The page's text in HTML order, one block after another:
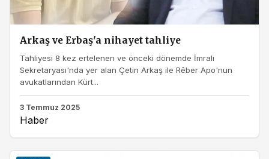
Arkaş ve Erbaş'a nihayet tahliye
Tahliyesi 8 kez ertelenen ve önceki dönemde İmralı
Sekretaryası'nda yer alan Çetin Arkaş ile Rêber Apo'nun
avukatlarından Kürt...
3 Temmuz 2025
Haber